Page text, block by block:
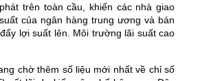
trên toàn cầu, khiến các nhà giao
của ngân hàng trung ương và bán
lợi suất lên. Môi trường lãi suất cao
chờ thêm số liệu mới nhất về chỉ số